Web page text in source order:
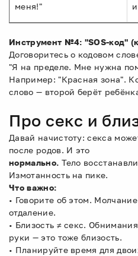
меня!"
Инструмент №4: "SOS-код"
Договоритесь о кодовом
"Я на пределе. Мне нужна
Например: "Красная зона".
слово — второй берёт
Про секс и
Давай начистоту: секса
после родов. И это
нормально. Тело
Измотанность на пике.
Что важно:
• Говорите об этом.
отдаление.
• Близость ≠ секс.
руки — это тоже близость.
• Планируйте время для